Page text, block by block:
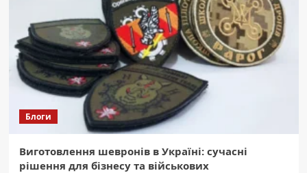
Блоги
Виготовлення шевронів в Україні: сучасні
рішення для бізнесу та військових